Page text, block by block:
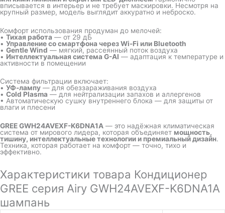
вписывается в интерьер и не требует маскировки. Несмотря на
крупный размер, модель выглядит аккуратно и неброско.
Комфорт использования продуман до мелочей:
• Тихая работа — от 29 дБ
• Управление со смартфона через Wi-Fi или Bluetooth
• Gentle Wind — мягкий, рассеянный поток воздуха
• Интеллектуальная система G-AI — адаптация к температуре и
активности в помещении
Система фильтрации включает:
• УФ-лампу — для обеззараживания воздуха
• Cold Plasma — для нейтрализации запахов и аллергенов
• Автоматическую сушку внутреннего блока — для защиты от
влаги и плесени
GREE GWH24AVEXF-K6DNA1A — это надёжная климатическая
система от мирового лидера, которая объединяет мощность,
тишину, интеллектуальные технологии и премиальный дизайн.
Техника, которая работает на комфорт — точно, тихо и
эффективно.
Характеристики товара Кондиционер
GREE серия Airy GWH24AVEXF-K6DNA1A
шампань